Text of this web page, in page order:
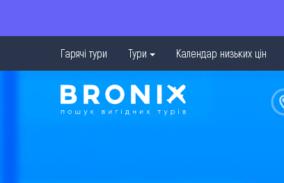
Гарячі тури Тури Календар низьких цін